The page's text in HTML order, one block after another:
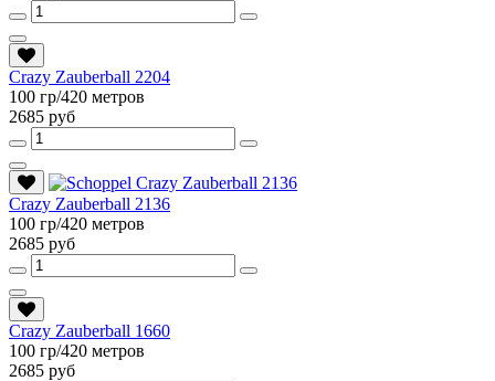
Crazy Zauberball 2204
100 гр/420 метров
2685 руб
Crazy Zauberball 2136
100 гр/420 метров
2685 руб
Crazy Zauberball 1660
100 гр/420 метров
2685 руб